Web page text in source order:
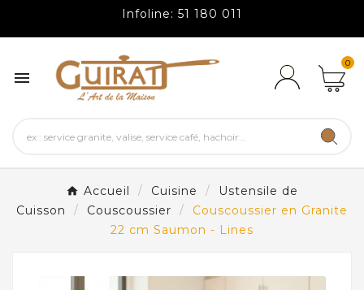
Infoline: 51 180 011

0
Accueil Cuisine
Ustensile de
Cuisson
Couscoussier
Couscoussier en Granite
22 cm Saumon - Lines